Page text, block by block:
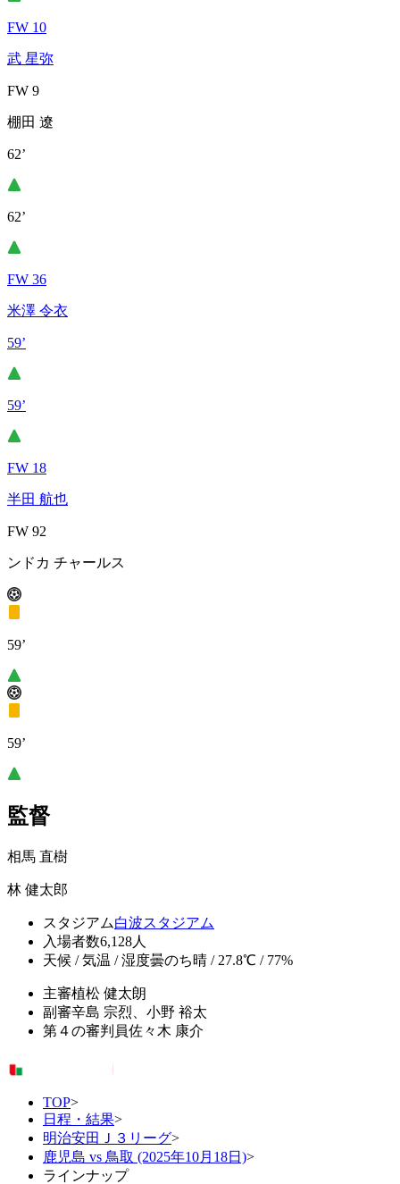
FW 10
武 星弥
FW 9
棚田 遼
62’
62’
FW 36
米澤 令衣
59’
59’
FW 18
半田 航也
FW 92
ンドカ チャールス
59’
59’
監督
相馬 直樹
林 健太郎
スタジアム白波スタジアム
入場者数6,128人
天候 / 気温 / 湿度曇のち晴 / 27.8℃ / 77%
主審植松 健太朗
副審辛島 宗烈、小野 裕太
第４の審判員佐々木 康介
TOP>
日程・結果>
明治安田Ｊ３リーグ>
鹿児島 vs 鳥取 (2025年10月18日)>
ラインナップ